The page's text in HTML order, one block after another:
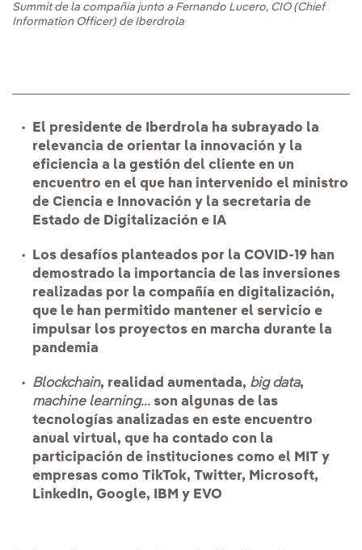
Summit de la compañía junto a Fernando Lucero, CIO (Chief
Information Officer) de Iberdrola
El presidente de Iberdrola ha subrayado la
relevancia de orientar la innovación y la
eficiencia a la gestión del cliente en un
encuentro en el que han intervenido el ministro
de Ciencia e Innovación y la secretaria de
Estado de Digitalización e IA
Los desafíos planteados por la COVID-19 han
demostrado la importancia de las inversiones
realizadas por la compañía en digitalización,
que le han permitido mantener el servicio e
impulsar los proyectos en marcha durante la
pandemia
Blockchain, realidad aumentada, big data,
machine learning... son algunas de las
tecnologías analizadas en este encuentro
anual virtual, que ha contado con la
participación de instituciones como el MIT y
empresas como TikTok, Twitter, Microsoft,
LinkedIn, Google, IBM y EVO